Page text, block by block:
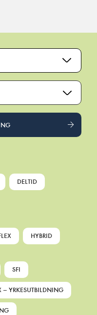
DELTID
HYBRID
SFI
– YRKESUTBILDNING